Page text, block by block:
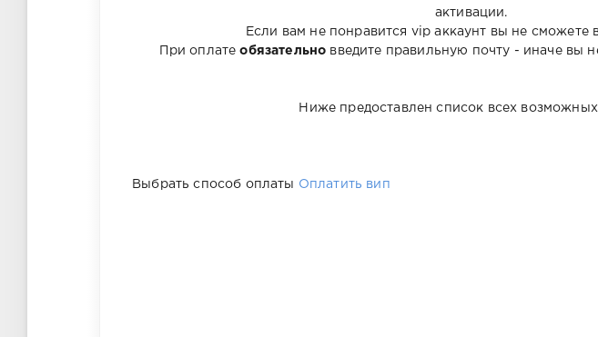
активации.
Если вам не понравится vip аккаунт вы не сможете
При оплатеобязательно введите правильную почту - иначе вы
Ниже предоставлен список всех
Выбрать способ оплаты Оплатить вип